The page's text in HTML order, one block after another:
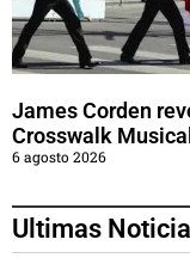
James Corden
Crosswalk Musical
6 agosto 2026
Ultimas